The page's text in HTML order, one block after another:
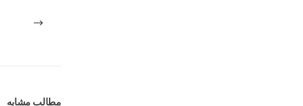
مطالب مشابه